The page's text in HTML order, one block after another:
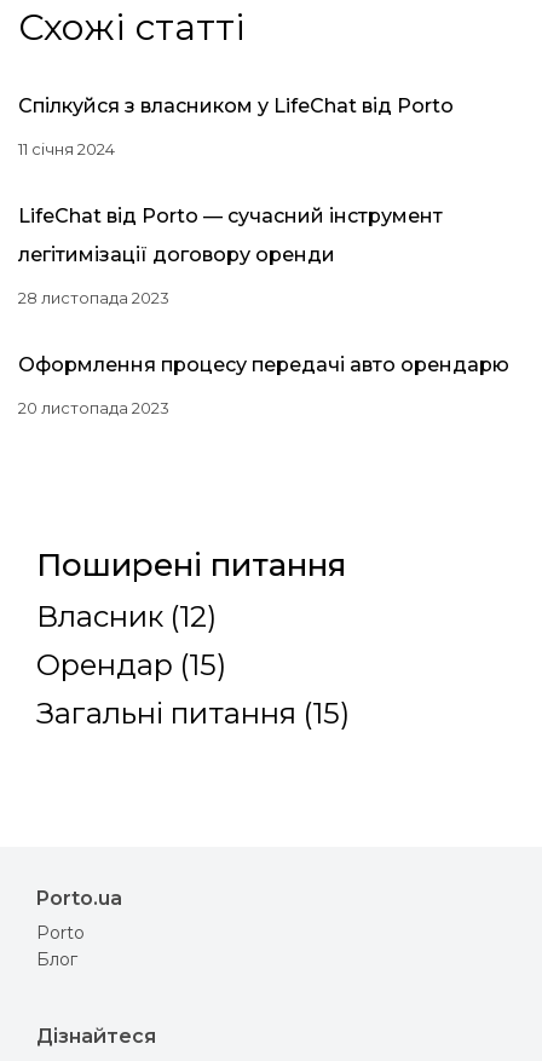
Схожі статті
Спілкуйся з власником у LifeChat від Porto
11 січня 2024
LifeChat від Porto — сучасний інструмент
легітимізації договору оренди
28 листопада 2023
Оформлення процесу передачі авто орендарю
20 листопада 2023
Поширені питання
Власник (12)
Орендар (15)
Загальні питання (15)
Porto.ua
Porto
Блог
Дізнайтеся